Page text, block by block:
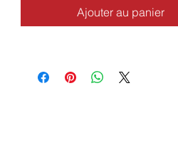
Ajouter au panier